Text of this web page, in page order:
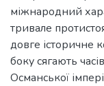
міжнародний
тривале
довге історичне
боку сягають
Османської